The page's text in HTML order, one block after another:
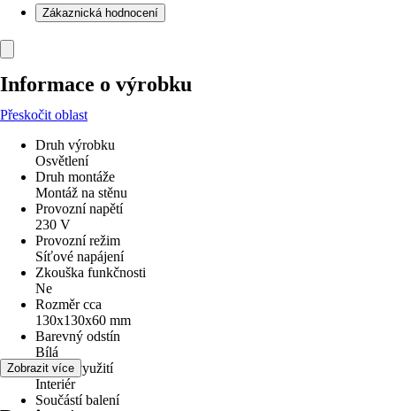
Zákaznická hodnocení
Informace o výrobku
Přeskočit oblast
Druh výrobku
Osvětlení
Druh montáže
Montáž na stěnu
Provozní napětí
230 V
Provozní režim
Síťové napájení
Zkouška funkčnosti
Ne
Rozměr cca
130x130x60 mm
Barevný odstín
Bílá
Oblast využití
Interiér
Součástí balení
Zobrazit více